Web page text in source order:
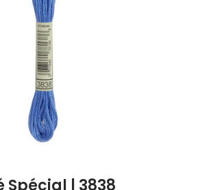
Spécial | 3838